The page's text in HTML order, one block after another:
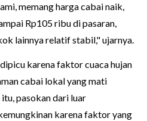
memang harga cabai naik,
Rp105 ribu di pasaran,
lainnya relatif stabil," ujarnya.
karena faktor cuaca hujan
cabai lokal yang mati
itu, pasokan dari luar
karena faktor yang